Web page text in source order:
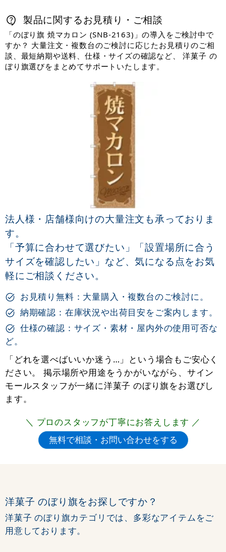
製品に関するお見積り・ご相談
「のぼり旗 焼マカロン (SNB-2163)」の導入をご検討中で
すか？ 大量注文・複数台のご検討に応じたお見積りのご相
談、最短納期や送料、仕様・サイズの確認など、 洋菓子 の
ぼり旗選びをまとめてサポートいたします。
法人様・店舗様向けの大量注文も承っておりま
す。
「予算に合わせて選びたい」「設置場所に合う
サイズを確認したい」など、気になる点をお気
軽にご相談ください。
お見積り無料：大量購入・複数台のご検討に。
納期確認：在庫状況や出荷目安をご案内します。
仕様の確認：サイズ・素材・屋内外の使用可否な
ど。
「どれを選べばいいか迷う…」という場合もご安心く
ださい。 掲示場所や用途をうかがいながら、サイン
モールスタッフが一緒に洋菓子 のぼり旗をお選びし
ます。
＼ プロのスタッフが丁寧にお答えします ／
洋菓子 のぼり旗をお探しですか？
洋菓子 のぼり旗カテゴリでは、多彩なアイテムをご
用意しております。